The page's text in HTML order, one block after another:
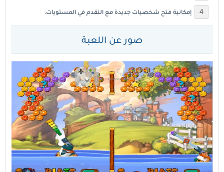
إمكانية فتح شخصيات جديدة مع التقدم في المستويات.
صور عن اللعبة